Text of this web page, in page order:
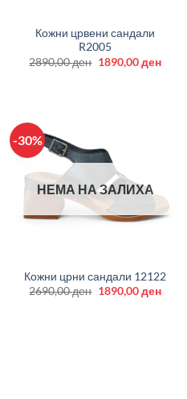
Кожни црвени сандали
R2005
2890,00ден Original
1890,00ден
-30%
НЕМА НА ЗАЛИХА
Кожни црни сандали 12122
2690,00ден Original
1890,00ден